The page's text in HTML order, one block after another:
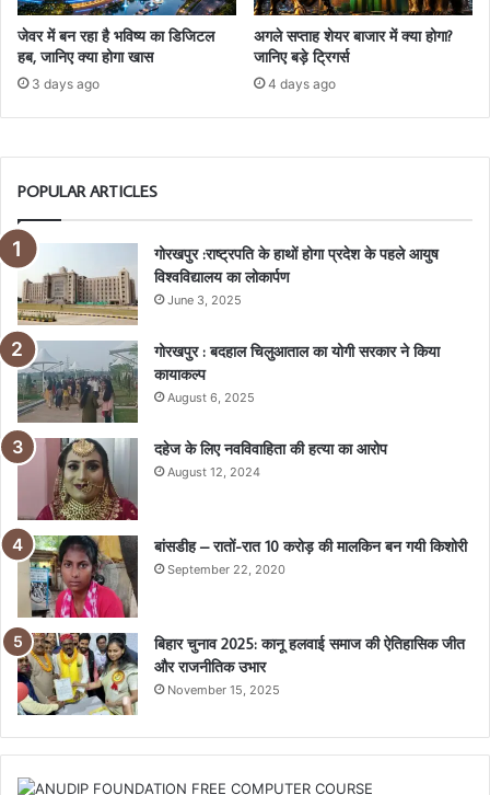
जेवर में बन रहा है भविष्य का डिजिटल
हब, जानिए क्या होगा खास
3 days ago
अगले सप्ताह शेयर बाजार में क्या होगा?
जानिए बड़े ट्रिगर्स
4 days ago
POPULAR ARTICLES
गोरखपुर :राष्ट्रपति के हाथों होगा प्रदेश के पहले आयुष
विश्वविद्यालय का लोकार्पण
June 3, 2025
गोरखपुर : बदहाल चिलुआताल का योगी सरकार ने किया
कायाकल्प
August 6, 2025
दहेज के लिए नवविवाहिता की हत्या का आरोप
August 12, 2024
बांसडीह – रातों-रात 10 करोड़ की मालकिन बन गयी किशोरी
September 22, 2020
बिहार चुनाव 2025: कानू हलवाई समाज की ऐतिहासिक जीत
और राजनीतिक उभार
November 15, 2025